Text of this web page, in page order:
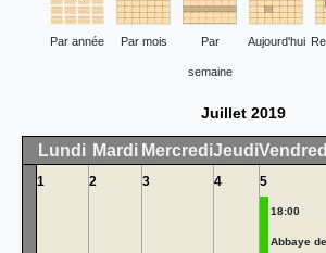
Par année Par mois Par
semaine
Aujourd'hui
Juillet 2019
Lundi Mardi MercrediJeudi
1 2 3 4 5
18:00
Abbaye de